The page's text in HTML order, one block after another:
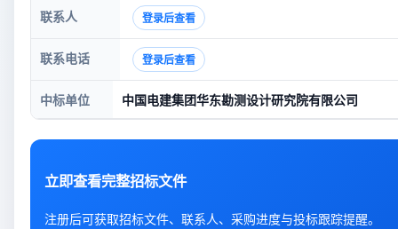
联系人 登录后查看
联系电话 登录后查看
中标单位 中国电建集团华东勘测设计研究院有限公司
立即查看完整招标文件
注册后可获取招标文件、联系人、采购进度与投标跟踪提醒。